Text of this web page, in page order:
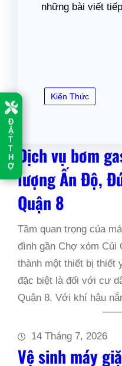
Đ
Ặ
T
T
H
Ợ
những bài viết
Kiến Thức
Dịch vụ bơm
lượng Ấn Độ,
Quận 8
Tầm quan trọng của
đình gần Chợ xóm Củi
thành một thiết bị thiết
đặc biệt là đối với cư
Quận 8. Với khí hậu
14 Tháng 7, 2026
Vệ sinh máy